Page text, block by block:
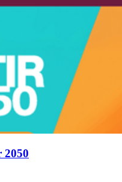
2050